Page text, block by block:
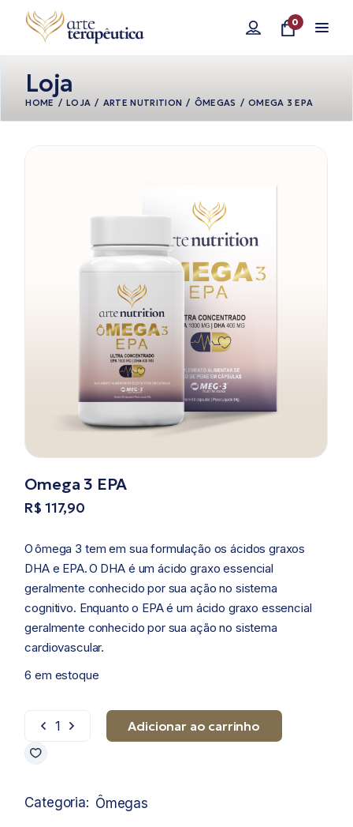
conteúdo
0
Loja
HOME LOJA ARTE NUTRITION ÔMEGAS OMEGA 3 EPA
Omega 3 EPA
R$ 117,90
O ômega 3 tem em sua formulação os ácidos graxos
DHA e EPA. O DHA é um ácido graxo essencial
geralmente conhecido por sua ação no sistema
cognitivo. Enquanto o EPA é um ácido graxo essencial
geralmente conhecido por sua ação no sistema
cardiovascular.
6 em estoque
Omega 3 EPA quantidadeAdicionar ao carrinho
Categoria: Ômegas